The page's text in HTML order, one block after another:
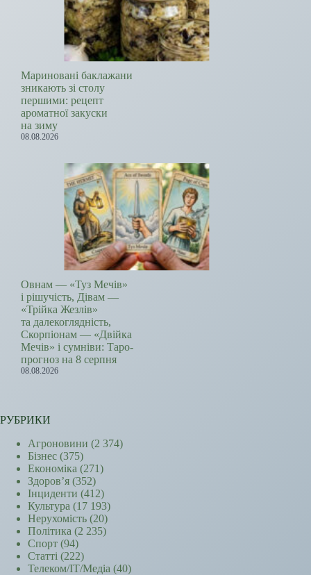
Мариновані баклажани
зникають зі столу
першими: рецепт
ароматної закуски
на зиму
08.08.2026
Овнам — «Туз Мечів»
і рішучість, Дівам —
«Трійка Жезлів»
та далекоглядність,
Скорпіонам — «Двійка
Мечів» і сумніви: Таро-
прогноз на 8 серпня
08.08.2026
РУБРИКИ
Агроновини (2 374)
Бізнес (375)
Економіка (271)
Здоров’я (352)
Інциденти (412)
Культура (17 193)
Нерухомість (20)
Політика (2 235)
Спорт (94)
Статті (222)
Телеком/ІТ/Медіа (40)